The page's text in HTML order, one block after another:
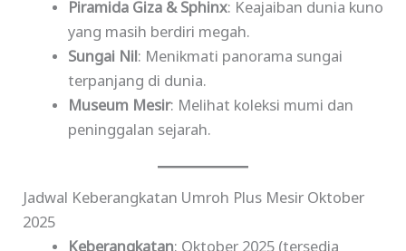
Piramida Giza & Sphinx: Keajaiban dunia kuno
yang masih berdiri megah.
Sungai Nil: Menikmati panorama sungai
terpanjang di dunia.
Museum Mesir: Melihat koleksi mumi dan
peninggalan sejarah.
Jadwal Keberangkatan Umroh Plus Mesir Oktober
2025